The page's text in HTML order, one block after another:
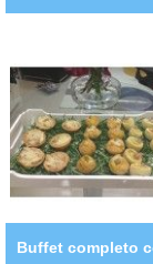
Buffet completo